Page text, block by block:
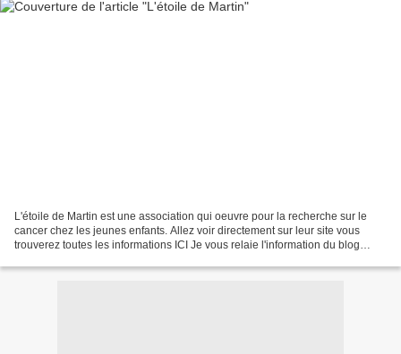
L'étoile de Martin est une association qui oeuvre pour la recherche sur le
cancer chez les jeunes enfants. Allez voir directement sur leur site vous
trouverez toutes les informations ICI Je vous relaie l'information du blog